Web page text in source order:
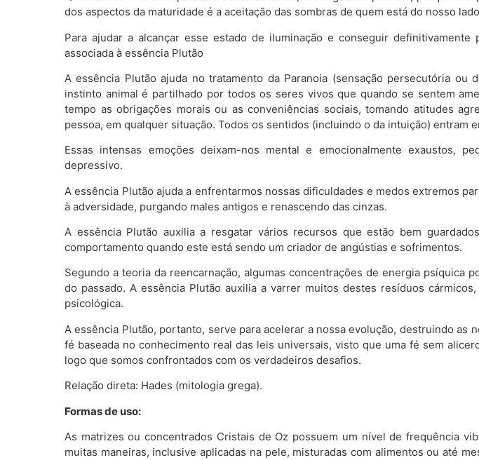
dos aspectos da maturidade é a aceitação das sombras de quem está do nosso lado
Para ajudar a alcançar esse estado de iluminação e conseguir
associada à essência Plutão
A essência Plutão ajuda no tratamento da Paranoia (sensação persecutória
instinto animal é partilhado por todos os seres vivos que quando se sentem
tempo as obrigações morais ou as conveniências sociais, tomando atitudes
pessoa, em qualquer situação. Todos os sentidos (incluindo o da intuição) entram
Essas intensas emoções deixam-nos mental e emocionalmente exaustos,
depressivo.
A essência Plutão ajuda a enfrentarmos nossas dificuldades e medos extremos
à adversidade, purgando males antigos e renascendo das cinzas.
A essência Plutão auxilia a resgatar vários recursos que estão bem
comportamento quando este está sendo um criador de angústias e sofrimentos.
Segundo a teoria da reencarnação, algumas concentrações de energia psíquica
do passado. A essência Plutão auxilia a varrer muitos destes resíduos
psicológica.
A essência Plutão, portanto, serve para acelerar a nossa evolução, destruindo as
fé baseada no conhecimento real das leis universais, visto que uma fé sem
logo que somos confrontados com os verdadeiros desafios.
Relação direta: Hades (mitologia grega).
Formas de uso:
As matrizes ou concentrados Cristais de Oz possuem um nível de frequência
muitas maneiras, inclusive aplicadas na pele, misturadas com alimentos ou até